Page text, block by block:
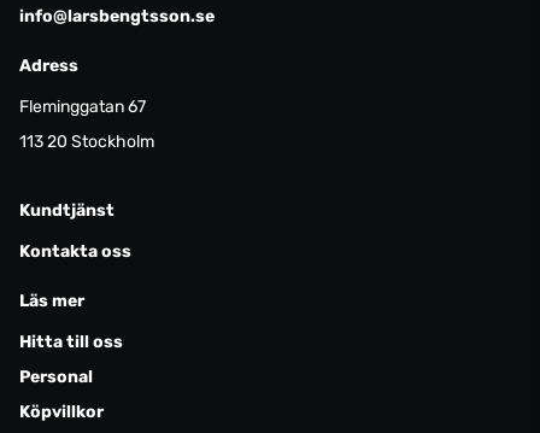
info@larsbengtsson.se
Adress
Fleminggatan 67
113 20 Stockholm
Kundtjänst
Kontakta oss
Läs mer
Hitta till oss
Personal
Köpvillkor